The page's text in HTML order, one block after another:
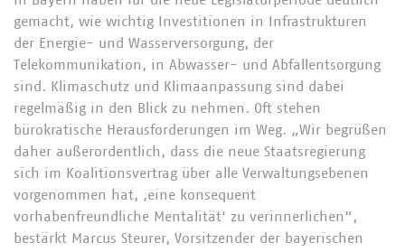
gemacht, wie wichtig Investitionen in Infrastrukturen
der Energie- und Wasserversorgung, der
Telekommunikation, in Abwasser- und Abfallentsorgung
sind. Klimaschutz und Klimaanpassung sind dabei
regelmäßig in den Blick zu nehmen. Oft stehen
bürokratische Herausforderungen im Weg. „Wir begrüßen
daher außerordentlich, dass die neue Staatsregierung
sich im Koalitionsvertrag über alle Verwaltungsebenen
vorgenommen hat, ‚eine konsequent
vorhabenfreundliche Mentalität‘ zu verinnerlichen“,
bestärkt Marcus Steurer, Vorsitzender der bayerischen